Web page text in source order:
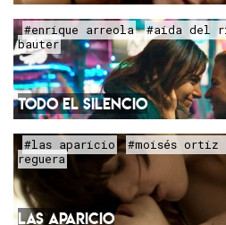
#enrique arreola #aida del
bauter
TODO EL SILENCIO
#las aparicio #moisés ortiz
reguera
LAS APARICIO